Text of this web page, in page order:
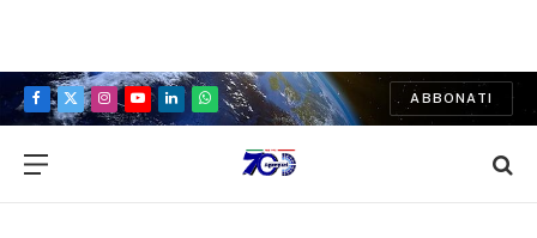
Facebook
X
Instagram
YouTubeLinkedInWhatsApp
ABBONATI